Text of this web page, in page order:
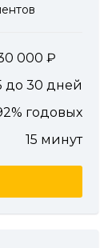
000
до 30 дней
годовых
15 минут